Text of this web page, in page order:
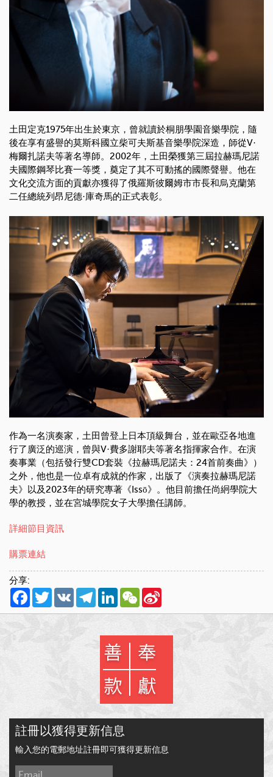
土田定克1975年出生於東京，曾就讀於桐朋學園音樂學院，隨
後在享有盛譽的莫斯科國立柴可夫斯基音樂學院深造，師從V·
梅爾扎諾夫等著名導師。2002年，土田榮獲第三屆拉赫瑪尼諾
夫國際鋼琴比賽一等獎，奠定了其不可動搖的國際聲譽。他在
文化交流方面的貢獻亦獲得了俄羅斯彼爾姆市市長和烏克蘭第
二任總統列昂尼德·庫奇馬的正式表彰。
作為一名演奏家，土田曾登上日本頂級舞台，並在歐亞各地進
行了廣泛的巡演，曾與V·費多謝耶夫等著名指揮家合作。在演
奏事業（包括發行雙CD套裝《拉赫瑪尼諾夫：24首前奏曲》）
之外，他也是一位卓有成就的作家，出版了《演奏拉赫瑪尼諾
夫》以及2023年的研究專著《Issō》。他目前擔任尚絅學院大
學的教授，並在宮城學院女子大學擔任講師。
詳細節目資訊
購票連結
分享:
Facebook
TwitterVK TelegramLinkedInWeChat
註冊以獲得更新信息
輸入您的電郵地址註冊即可獲得更新信息